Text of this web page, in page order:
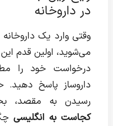
در داروخانه
وقتی وارد یک
می‌شوید، اولین قدم
درخواست خود را
داروساز پاسخ
رسیدن به مقصد،
کجاست به انگلیسی